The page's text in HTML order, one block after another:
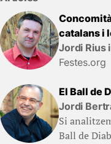
catalans i
Jordi Rius
Festes.org
El Ball de
Jordi
Si
Ball de